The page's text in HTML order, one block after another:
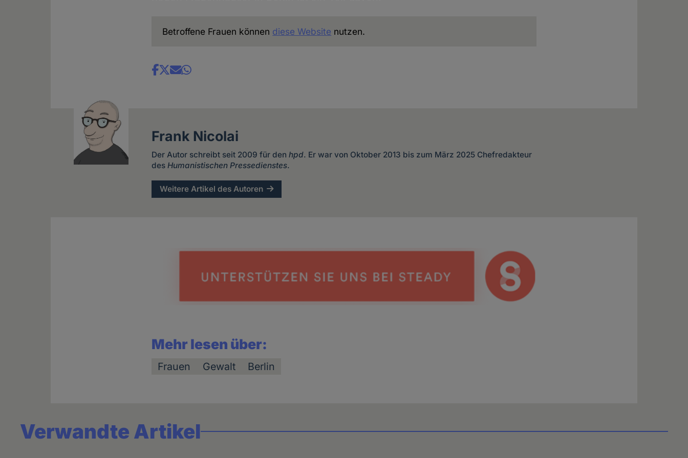
Betroffene Frauen können diese Website nutzen.
Share
Frank Nicolai
Der Autor schreibt seit 2009 für denhpd. Er war von Oktober 2013 bis zum März 2025 Chefredakteur
desHumanistischen Pressedienstes.
Weitere Artikel des Autoren
Mehr lesen über:
Frauen Gewalt Berlin
Verwandte Artikel